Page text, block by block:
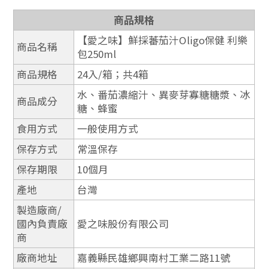
商品規格
商品名稱
【愛之味】鮮採蕃茄汁Oligo保健 利樂
包250ml
商品規格
24入/箱；共4箱
商品成分
水、番茄濃縮汁、異麥芽寡糖糖漿、冰
糖、蜂蜜
食用方式
一般使用方式
保存方式
常溫保存
保存期限
10個月
產地
台灣
製造廠商/
國內負責廠
商
愛之味股份有限公司
廠商地址
嘉義縣民雄鄉興南村工業二路11號